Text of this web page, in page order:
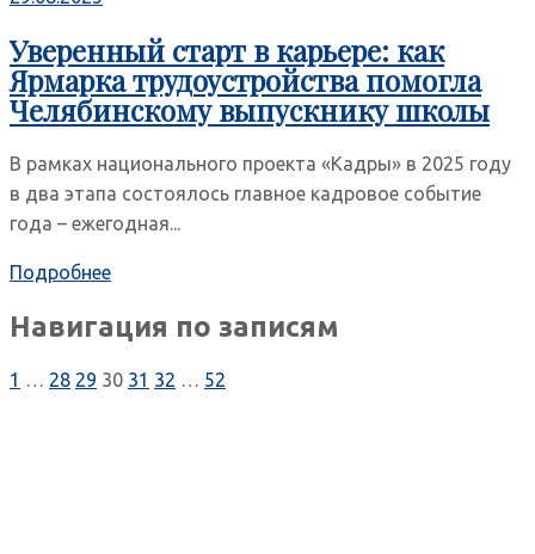
Уверенный старт в карьере: как
Ярмарка трудоустройства помогла
Челябинскому выпускнику школы
В рамках национального проекта «Кадры» в 2025 году
в два этапа состоялось главное кадровое событие
года – ежегодная...
Подробнее
Навигация по записям
1 28 29 30 31 32 52